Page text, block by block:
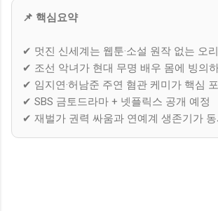
📌 핵심요약
✔ 멋진 신세계는 웹툰·소설 원작 없는 오
✔ 조선 악녀가 현대 무명 배우 몸에 빙의
✔ 임지연·허남준 주연 혐관 케미가 핵심
✔ SBS 금토드라마 + 넷플릭스 공개 예정
✔ 재벌가 권력 싸움과 연예계 생존기가 동